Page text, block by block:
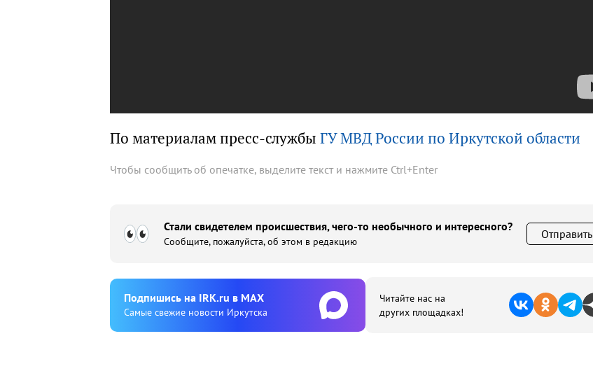
По материалам пресс-службы ГУ МВД России по Иркутской области
Чтобы сообщить об опечатке, выделите текст и нажмите Ctrl+Enter
Стали свидетелем происшествия, чего-то необычного и интересного?
Сообщите, пожалуйста, об этом в редакцию
Отправить
Подпишиcь на IRK.ru в MAX
Cамые свежие новости Иркутска
Читайте нас на
других площадках!